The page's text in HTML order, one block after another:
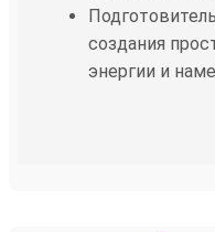
создания
энергии и